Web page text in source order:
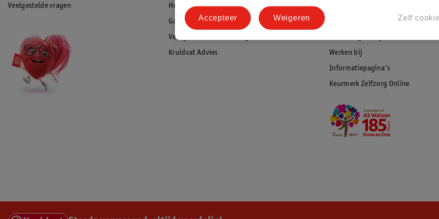
Veelgestelde vragen
Herroepen & retourneren
Garantie
Veiligheidswaarschuwingen
Kruidvat Advies
Werken bij
Informatiepagina's
Keurmerk Zelfzorg Online
Zelf
Weigeren
Accepteer